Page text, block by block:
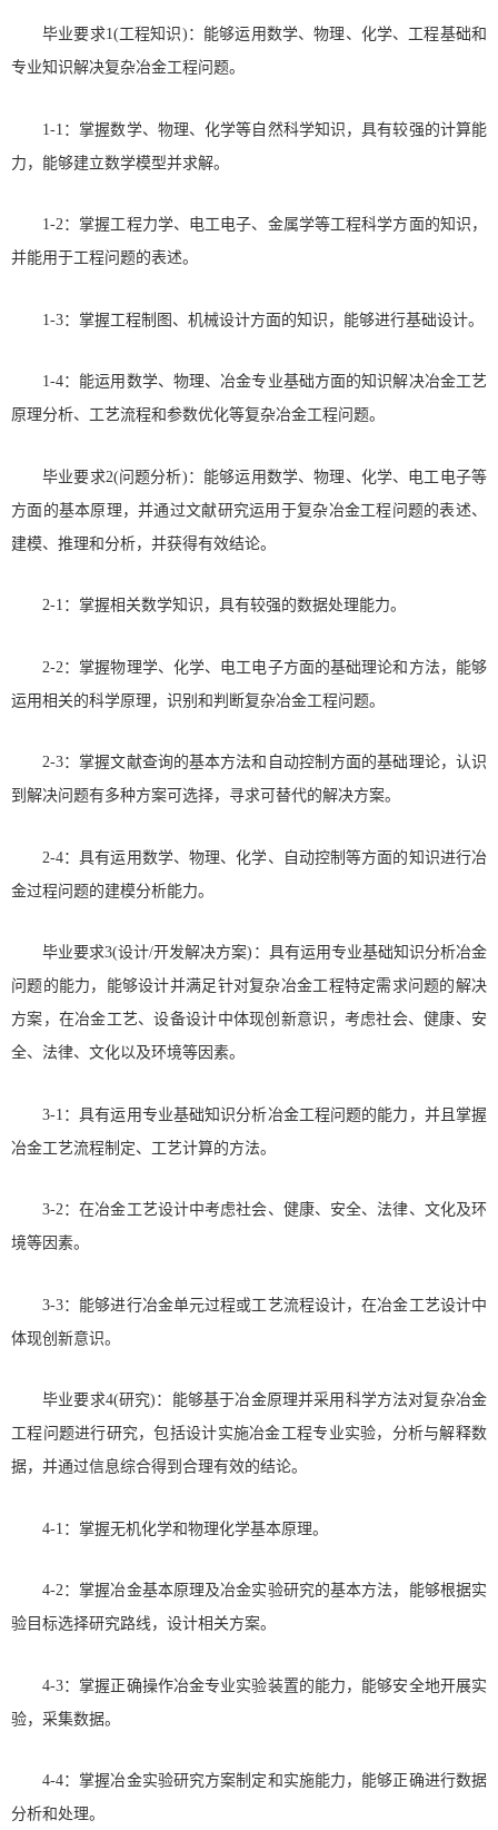
毕业要求1(工程知识)：能够运用数学、物理、化学、工程基础和
专业知识解决复杂冶金工程问题。
1-1：掌握数学、物理、化学等自然科学知识，具有较强的计算能
力，能够建立数学模型并求解。
1-2：掌握工程力学、电工电子、金属学等工程科学方面的知识，
并能用于工程问题的表述。
1-3：掌握工程制图、机械设计方面的知识，能够进行基础设计。
1-4：能运用数学、物理、冶金专业基础方面的知识解决冶金工艺
原理分析、工艺流程和参数优化等复杂冶金工程问题。
毕业要求2(问题分析)：能够运用数学、物理、化学、电工电子等
方面的基本原理，并通过文献研究运用于复杂冶金工程问题的表述、
建模、推理和分析，并获得有效结论。
2-1：掌握相关数学知识，具有较强的数据处理能力。
2-2：掌握物理学、化学、电工电子方面的基础理论和方法，能够
运用相关的科学原理，识别和判断复杂冶金工程问题。
2-3：掌握文献查询的基本方法和自动控制方面的基础理论，认识
到解决问题有多种方案可选择，寻求可替代的解决方案。
2-4：具有运用数学、物理、化学、自动控制等方面的知识进行冶
金过程问题的建模分析能力。
毕业要求3(设计/开发解决方案)：具有运用专业基础知识分析冶金
问题的能力，能够设计并满足针对复杂冶金工程特定需求问题的解决
方案，在冶金工艺、设备设计中体现创新意识，考虑社会、健康、安
全、法律、文化以及环境等因素。
3-1：具有运用专业基础知识分析冶金工程问题的能力，并且掌握
冶金工艺流程制定、工艺计算的方法。
3-2：在冶金工艺设计中考虑社会、健康、安全、法律、文化及环
境等因素。
3-3：能够进行冶金单元过程或工艺流程设计，在冶金工艺设计中
体现创新意识。
毕业要求4(研究)：能够基于冶金原理并采用科学方法对复杂冶金
工程问题进行研究，包括设计实施冶金工程专业实验，分析与解释数
据，并通过信息综合得到合理有效的结论。
4-1：掌握无机化学和物理化学基本原理。
4-2：掌握冶金基本原理及冶金实验研究的基本方法，能够根据实
验目标选择研究路线，设计相关方案。
4-3：掌握正确操作冶金专业实验装置的能力，能够安全地开展实
验，采集数据。
4-4：掌握冶金实验研究方案制定和实施能力，能够正确进行数据
分析和处理。